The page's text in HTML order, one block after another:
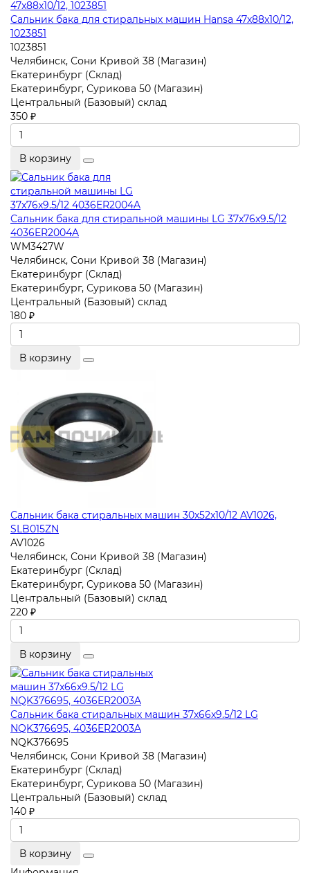
Сальник бака для стиральных машин Hansa 47x88x10/12,
1023851
1023851
Челябинск, Сони Кривой 38 (Магазин)
Екатеринбург (Склад)
Екатеринбург, Сурикова 50 (Магазин)
Центральный (Базовый) склад
350 ₽
В корзину
Сальник бака для стиральной машины LG 37x76x9.5/12
4036ER2004A
WM3427W
Челябинск, Сони Кривой 38 (Магазин)
Екатеринбург (Склад)
Екатеринбург, Сурикова 50 (Магазин)
Центральный (Базовый) склад
180 ₽
В корзину
Сальник бака стиральных машин 30x52x10/12 AV1026,
SLB015ZN
AV1026
Челябинск, Сони Кривой 38 (Магазин)
Екатеринбург (Склад)
Екатеринбург, Сурикова 50 (Магазин)
Центральный (Базовый) склад
220 ₽
В корзину
Сальник бака стиральных машин 37x66x9.5/12 LG
NQK376695, 4036ER2003A
NQK376695
Челябинск, Сони Кривой 38 (Магазин)
Екатеринбург (Склад)
Екатеринбург, Сурикова 50 (Магазин)
Центральный (Базовый) склад
140 ₽
В корзину